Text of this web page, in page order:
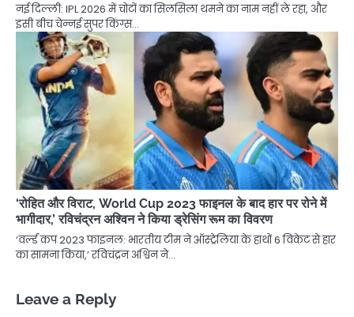
नई दिल्ली: IPL 2026 में चोटों का सिलसिला थमने का नाम नहीं ले रहा, और
इसी बीच चेन्नई सुपर किंग्स…
‘रोहित और विराट, World Cup 2023 फाइनल के बाद हार पर रोने में
भागीदार,’ रविचंद्रन अश्विन ने किया ड्रेसिंग रूम का विवरण
‘वर्ल्ड कप 2023 फाइनल: भारतीय टीम ने ऑस्ट्रेलिया के हाथों 6 विकेट से हार
का सामना किया,’ रविचंद्रन अश्विन ने…
Leave a Reply